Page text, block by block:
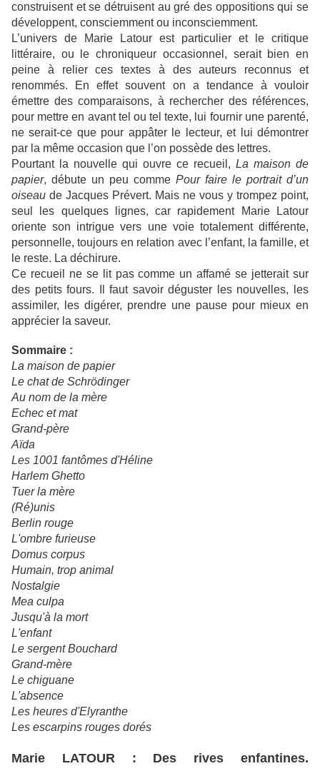
construisent et se détruisent au gré des oppositions qui se
développent, consciemment ou inconsciemment.
L’univers de Marie Latour est particulier et le critique
littéraire, ou le chroniqueur occasionnel, serait bien en
peine à relier ces textes à des auteurs reconnus et
renommés. En effet souvent on a tendance à vouloir
émettre des comparaisons, à rechercher des références,
pour mettre en avant tel ou tel texte, lui fournir une parenté,
ne serait-ce que pour appâter le lecteur, et lui démontrer
par la même occasion que l’on possède des lettres.
Pourtant la nouvelle qui ouvre ce recueil, La maison de
papier, débute un peu comme Pour faire le portrait d’un
oiseau de Jacques Prévert. Mais ne vous y trompez point,
seul les quelques lignes, car rapidement Marie Latour
oriente son intrigue vers une voie totalement différente,
personnelle, toujours en relation avec l’enfant, la famille, et
le reste. La déchirure.
Ce recueil ne se lit pas comme un affamé se jetterait sur
des petits fours. Il faut savoir déguster les nouvelles, les
assimiler, les digérer, prendre une pause pour mieux en
apprécier la saveur.
Sommaire :
La maison de papier
Le chat de Schrödinger
Au nom de la mère
Echec et mat
Grand-père
Aïda
Les 1001 fantômes d'Héline
Harlem Ghetto
Tuer la mère
(Ré)unis
Berlin rouge
L'ombre furieuse
Domus corpus
Humain, trop animal
Nostalgie
Mea culpa
Jusqu'à la mort
L'enfant
Le sergent Bouchard
Grand-mère
Le chiguane
L'absence
Les heures d'Elyranthe
Les escarpins rouges dorés
Marie LATOUR : Des rives enfantines.